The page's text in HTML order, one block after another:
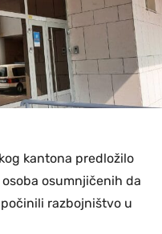
kantona predložilo
osumnjičenih da
razbojništvo u